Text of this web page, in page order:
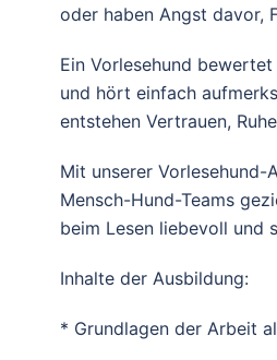
oder haben Angst davor,
Ein Vorlesehund
und hört einfach
entstehen Vertrauen,
Mit unserer
Mensch-Hund-Teams
beim Lesen liebevoll und
Inhalte der Ausbildung:
* Grundlagen der Arbeit